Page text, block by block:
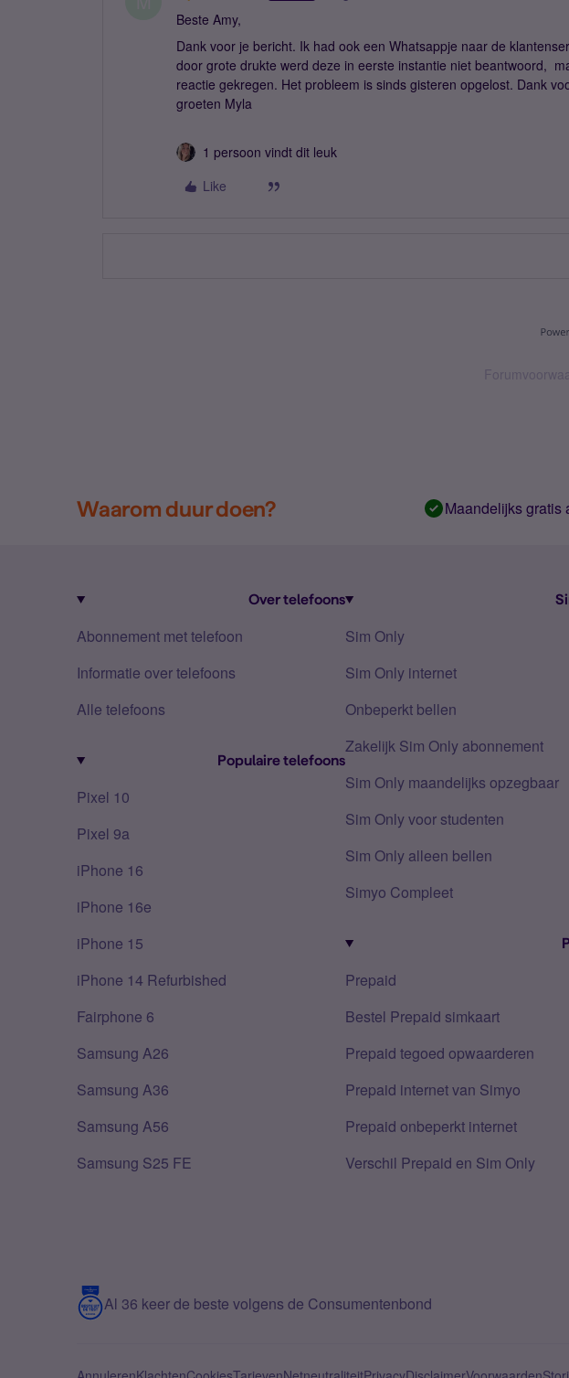
Beste Amy,
Dank voor je bericht. Ik had ook een Whatsappje naar de
door grote drukte werd deze in eerste instantie niet beantwoord,
reactie gekregen. Het probleem is sinds gisteren opgelost. Dank
groeten Myla
1 persoon vindt dit leuk
Like
Waarom duur doen? Maandelijks gratis
Over telefoons
Abonnement met telefoon
Informatie over telefoons
Alle telefoons
Populaire telefoons
Pixel 10
Pixel 9a
iPhone 16
iPhone 16e
iPhone 15
iPhone 14 Refurbished
Fairphone 6
Samsung A26
Samsung A36
Samsung A56
Samsung S25 FE
Sim Only
Sim Only internet
Onbeperkt bellen
Zakelijk Sim Only abonnement
Sim Only maandelijks opzegbaar
Sim Only voor studenten
Sim Only alleen bellen
Simyo Compleet
Prepaid
Bestel Prepaid simkaart
Prepaid tegoed opwaarderen
Prepaid internet van Simyo
Prepaid onbeperkt internet
Verschil Prepaid en Sim Only
Al 36 keer de beste volgens de Consumentenbond